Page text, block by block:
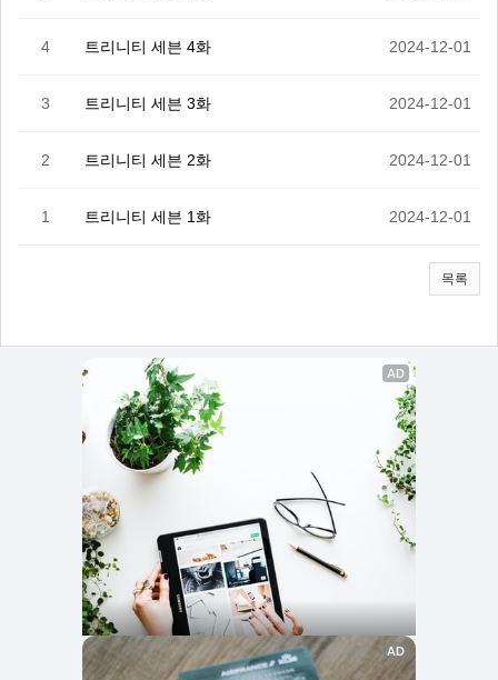
4 트리니티 세븐 4화 2024-12-01
3 트리니티 세븐 3화 2024-12-01
2 트리니티 세븐 2화 2024-12-01
1 트리니티 세븐 1화 2024-12-01
목록